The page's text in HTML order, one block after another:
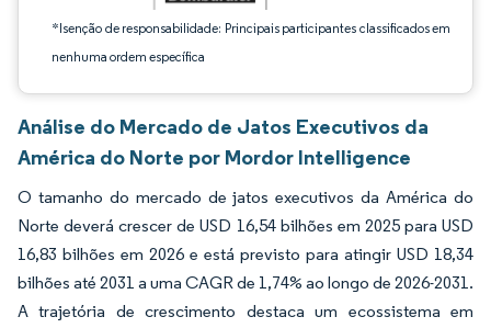
*Isenção de responsabilidade: Principais participantes classificados em
nenhuma ordem específica
Análise do Mercado de Jatos Executivos da
América do Norte por Mordor Intelligence
O tamanho do mercado de jatos executivos da América do
Norte deverá crescer de USD 16,54 bilhões em 2025 para USD
16,83 bilhões em 2026 e está previsto para atingir USD 18,34
bilhões até 2031 a uma CAGR de 1,74% ao longo de 2026-2031.
A trajetória de crescimento destaca um ecossistema em